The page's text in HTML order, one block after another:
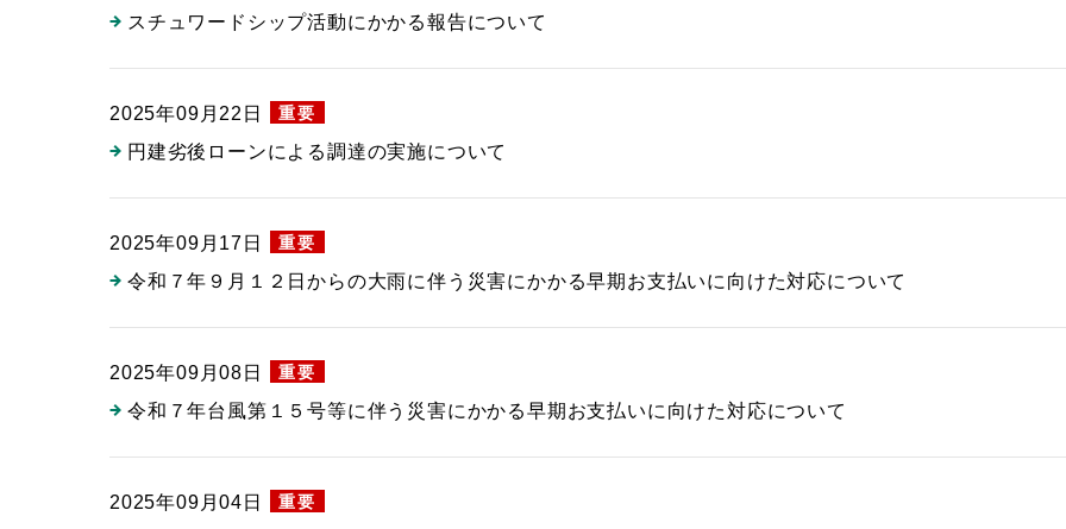
スチュワードシップ活動にかかる報告について
2025年09月22日 重要
円建劣後ローンによる調達の実施について
2025年09月17日 重要
令和７年９月１２日からの大雨に伴う災害にかかる早期お支払いに向けた対応について
2025年09月08日 重要
令和７年台風第１５号等に伴う災害にかかる早期お支払いに向けた対応について
2025年09月04日 重要